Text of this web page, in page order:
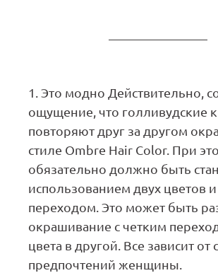
Это модно Действительно,
ощущение, что голливудские
повторяют друг за другом
стиле Ombre Hair Color. При
обязательно должно быть
использованием двух цветов
переходом. Это может быть
окрашивание с четким
цвета в другой. Все зависит от
предпочтений женщины.